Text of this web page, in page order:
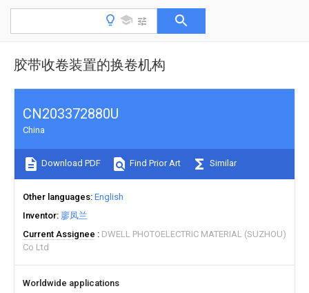
胶带收卷装置的换卷机构
CN203372880U
China
Download PDF Find Prior Art Similar
Other languages English
Inventor 廖凤兰
Current Assignee
DWELL PHOTOELECTRIC MATERIAL (SUZHOU)
Co Ltd
Worldwide applications